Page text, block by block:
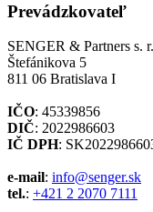
Prevádzkovateľ
SENGER & Partners s.
Štefánikova 5
811 06 Bratislava I
IČO: 45339856
DIČ: 2022986603
IČ DPH:
e-mail: info@senger.sk
tel.: +421 2 2070 7111